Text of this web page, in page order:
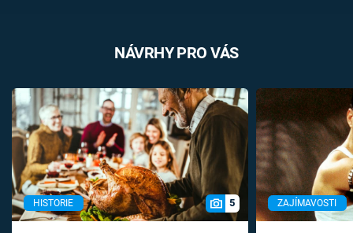
NÁVRHY PRO VÁS
HISTORIE 5 ZAJÍMAVOSTI